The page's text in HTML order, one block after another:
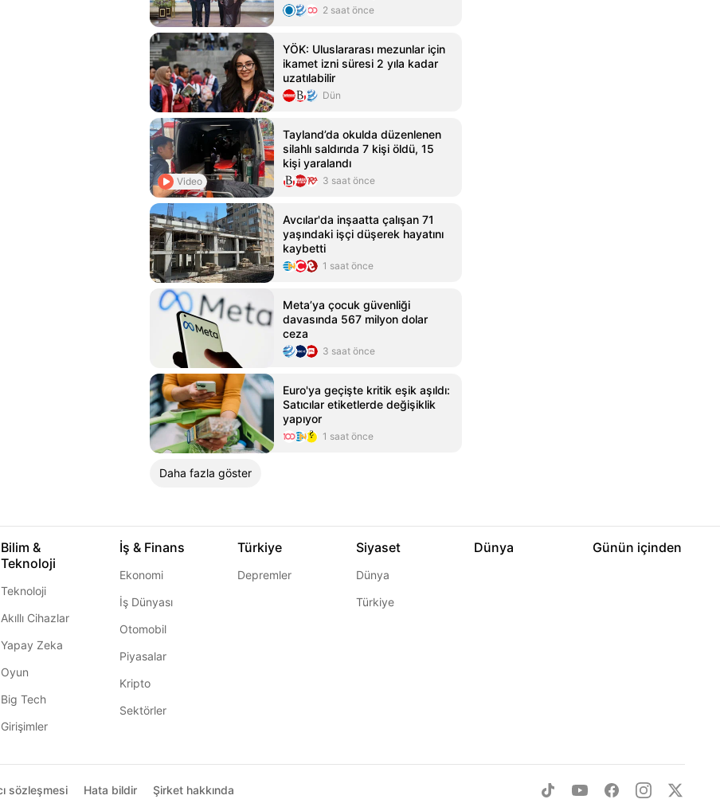
2 saat önce
YÖK: Uluslararası mezunlar için
ikamet izni süresi 2 yıla kadar
uzatılabilir
Dün
Video
Tayland’da okulda düzenlenen
silahlı saldırıda 7 kişi öldü, 15
kişi yaralandı
3 saat önce
Avcılar'da inşaatta çalışan 71
yaşındaki işçi düşerek hayatını
kaybetti
1 saat önce
Meta’ya çocuk güvenliği
davasında 567 milyon dolar
ceza
3 saat önce
Euro'ya geçişte kritik eşik aşıldı:
Satıcılar etiketlerde değişiklik
yapıyor
1 saat önce
Daha fazla göster
Bilim &
Teknoloji
Teknoloji
Akıllı Cihazlar
Yapay Zeka
Oyun
Big Tech
Girişimler
İş & Finans
Ekonomi
İş Dünyası
Otomobil
Piyasalar
Kripto
Sektörler
Türkiye
Depremler
Siyaset
Dünya
Türkiye
Dünya Günün içinden
sözleşmesi Hata bildir Şirket hakkında